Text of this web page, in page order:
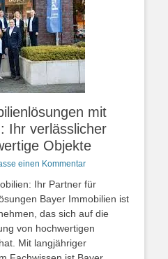
mit
Ihr verlässlicher
Objekte
einen Kommentar
Ihr Partner für
Bayer Immobilien ist
das sich auf die
von hochwertigen
Mit langjähriger